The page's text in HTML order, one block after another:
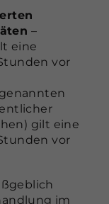
–
eine
vor
gilt eine
vor
im